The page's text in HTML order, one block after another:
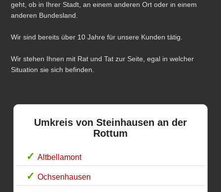
geht, ob in Ihrer Stadt, an einem anderen Ort oder in einem
anderen Bundesland.
Wir sind bereits über 10 Jahre für unsere Kunden tätig.
Wir stehen Ihnen mit Rat und Tat zur Seite, egal in welcher
Situation sie sich befinden.
Umkreis von Steinhausen an der
Rottum
Altbellamont
Ochsenhausen